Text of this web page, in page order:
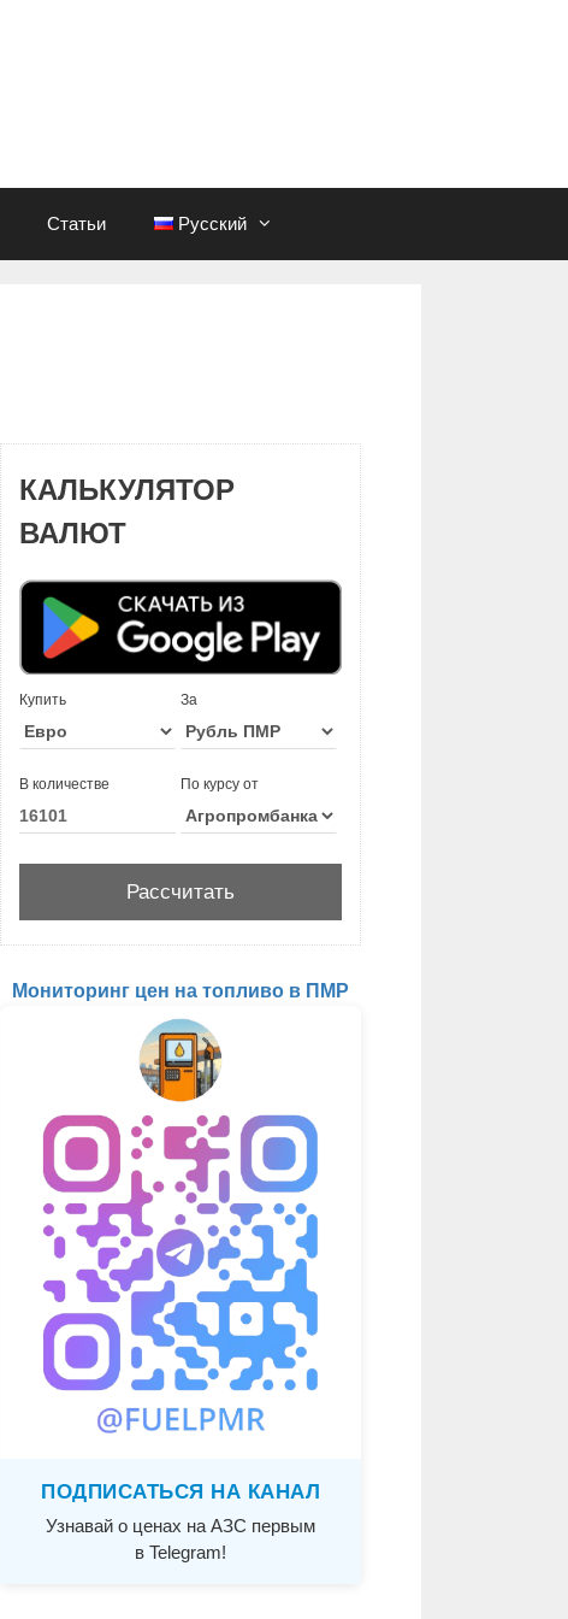
Статьи Русский
КАЛЬКУЛЯТОР
ВАЛЮТ
Купить За
В количестве По курсу от
Мониторинг цен на топливо в ПМР
ПОДПИСАТЬСЯ НА КАНАЛ
Узнавай о ценах на АЗС первым
в Telegram!